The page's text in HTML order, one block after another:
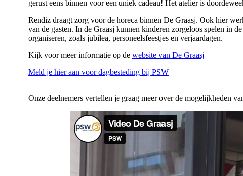
gerust eens binnen voor een uniek cadeau! Het atelier is
Rendiz draagt zorg voor de horeca binnen De Graasj. Ook hier
van de gasten. In de Graasj kunnen kinderen zorgeloos spelen in
organiseren, zoals jubilea, personeelsfeestjes en verjaardagen.
Kijk voor meer informatie op de website van De Graasj
Meld je hier aan voor dagbesteding bij PSW
Onze deelnemers vertellen je graag meer over de mogelijkheden